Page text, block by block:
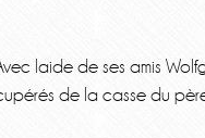
laide de ses amis
de la casse du